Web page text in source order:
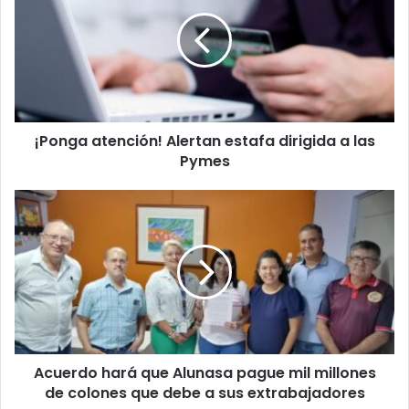
Alertan
¡Ponga atención! Alertan estafa dirigida a las
Pymes
Acuerdo
hará
que
Alunasa
pague
mil
millones
de
colones
Acuerdo hará que Alunasa pague mil millones
de colones que debe a sus extrabajadores